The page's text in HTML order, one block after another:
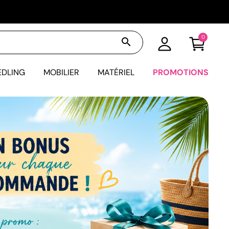
search 0
MOBILIER MATÉRIEL PROMOTIONS